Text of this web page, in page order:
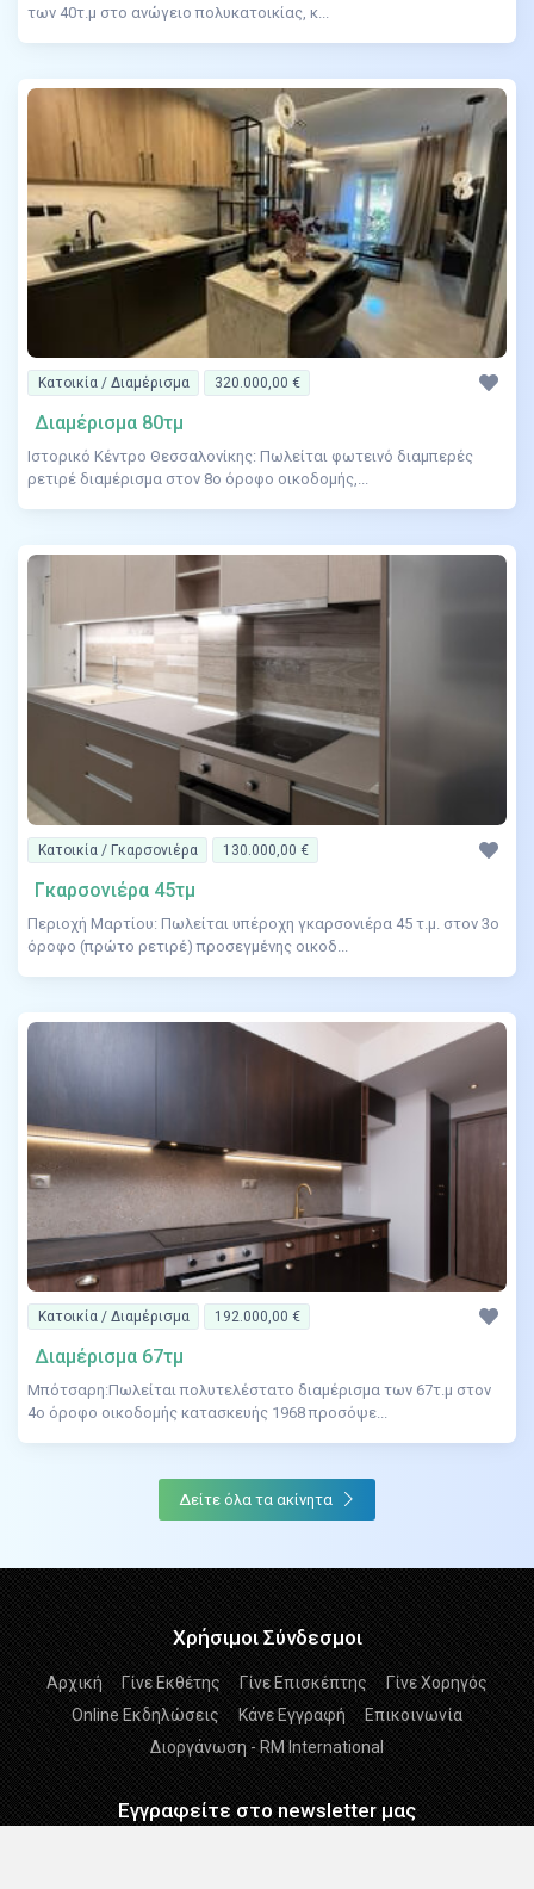
των 40τ.μ στο ανώγειο πολυκατοικίας, κ...
Κατοικία / Διαμέρισμα 320.000,00 €
Διαμέρισμα 80τμ
Ιστορικό Κέντρο Θεσσαλονίκης: Πωλείται φωτεινό διαμπερές
ρετιρέ διαμέρισμα στον 8ο όροφο οικοδομής,...
Κατοικία / Γκαρσονιέρα 130.000,00 €
Γκαρσονιέρα 45τμ
Περιοχή Μαρτίου: Πωλείται υπέροχη γκαρσονιέρα 45 τ.μ. στον 3ο
όροφο (πρώτο ρετιρέ) προσεγμένης οικοδ...
Κατοικία / Διαμέρισμα 192.000,00 €
Διαμέρισμα 67τμ
Μπότσαρη:Πωλείται πολυτελέστατο διαμέρισμα των 67τ.μ στον
4ο όροφο οικοδομής κατασκευής 1968 προσόψε...
Δείτε όλα τα ακίνητα
Χρήσιμοι Σύνδεσμοι
Αρχική Γίνε Εκθέτης Γίνε Επισκέπτης
Γίνε Χορηγός
Online Εκδηλώσεις
Κάνε Εγγραφή
Επικοινωνία
Διοργάνωση - RM International
Εγγραφείτε στο newsletter μας